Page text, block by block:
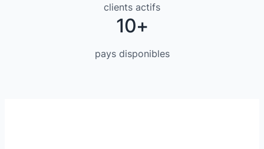
clients actifs
10+
pays disponibles